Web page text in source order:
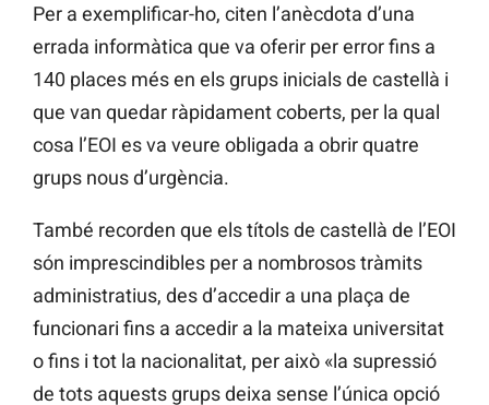
Per a exemplificar-ho, citen l’anècdota d’una
errada informàtica que va oferir per error fins a
140 places més en els grups inicials de castellà i
que van quedar ràpidament coberts, per la qual
cosa l’EOI es va veure obligada a obrir quatre
grups nous d’urgència.
També recorden que els títols de castellà de l’EOI
són imprescindibles per a nombrosos tràmits
administratius, des d’accedir a una plaça de
funcionari fins a accedir a la mateixa universitat
o fins i tot la nacionalitat, per això «la supressió
de tots aquests grups deixa sense l’única opció